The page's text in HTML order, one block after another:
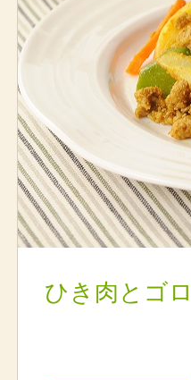
ひき肉とゴ